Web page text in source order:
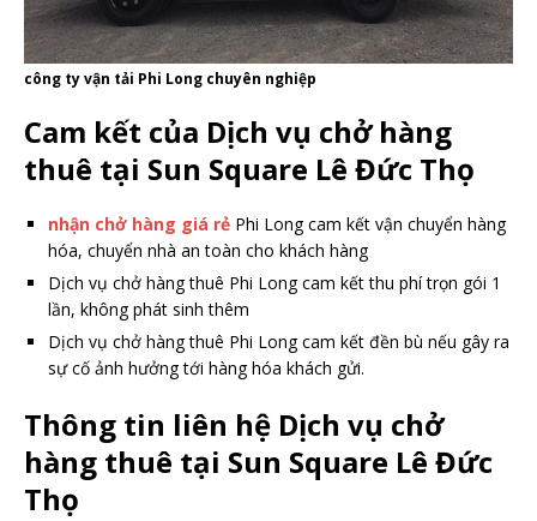
công ty vận tải Phi Long chuyên nghiệp
Cam kết của Dịch vụ chở hàng
thuê tại Sun Square Lê Đức Thọ
nhận chở hàng giá rẻ Phi Long cam kết vận chuyển hàng
hóa, chuyển nhà an toàn cho khách hàng
Dịch vụ chở hàng thuê Phi Long cam kết thu phí trọn gói 1
lần, không phát sinh thêm
Dịch vụ chở hàng thuê Phi Long cam kết đền bù nếu gây ra
sự cố ảnh hưởng tới hàng hóa khách gửi.
Thông tin liên hệ Dịch vụ chở
hàng thuê tại Sun Square Lê Đức
Thọ